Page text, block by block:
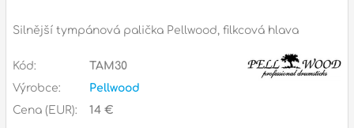
Ostatní
Naše prodejna
Silnější tympánová palička Pellwood, filkcová hlava
Kód:
TAM30
Výrobce:
Pellwood
Cena (EUR):
14 €